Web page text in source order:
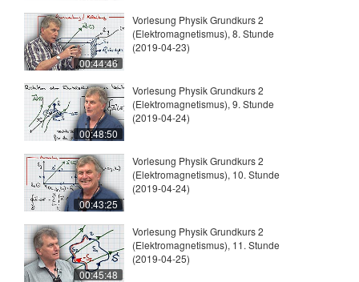
00:44:46
Vorlesung Physik Grundkurs 2
(Elektromagnetismus), 8. Stunde
(2019-04-23)
00:48:50
Vorlesung Physik Grundkurs 2
(Elektromagnetismus), 9. Stunde
(2019-04-24)
00:43:25
Vorlesung Physik Grundkurs 2
(Elektromagnetismus), 10. Stunde
(2019-04-24)
00:45:48
Vorlesung Physik Grundkurs 2
(Elektromagnetismus), 11. Stunde
(2019-04-25)